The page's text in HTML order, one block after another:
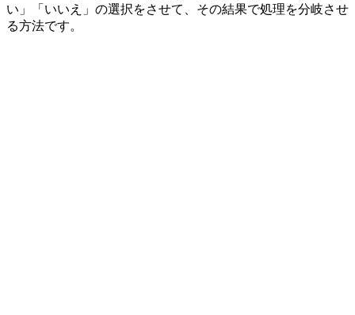
い」「いいえ」の選択をさせて、その結果で処理を分岐させ
る方法です。